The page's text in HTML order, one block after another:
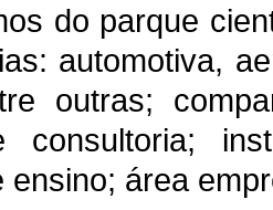
do parque
automotiva,
outras;
consultoria;
ensino; área